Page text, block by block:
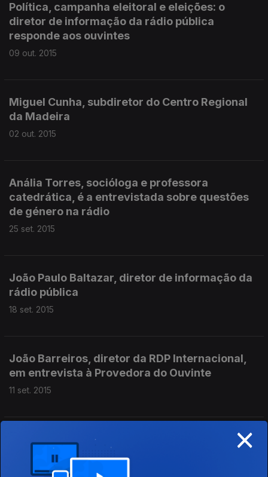
Política, campanha eleitoral e eleições: o
diretor de informação da rádio pública
responde aos ouvintes
09 out. 2015
Miguel Cunha, subdiretor do Centro Regional
da Madeira
02 out. 2015
Anália Torres, socióloga e professora
catedrática, é a entrevistada sobre questões
de género na rádio
25 set. 2015
João Paulo Baltazar, diretor de informação da
rádio pública
18 set. 2015
João Barreiros, diretor da RDP Internacional,
em entrevista à Provedora do Ouvinte
11 set. 2015
31 jul. 2015 ×